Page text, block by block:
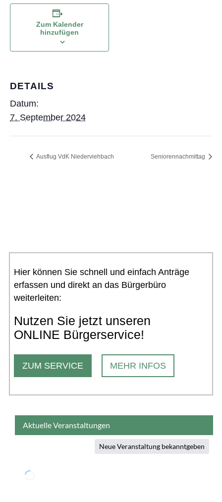
Zum Kalender
hinzufügen
DETAILS
Datum:
7. September 2024
Ausflug VdK Niederviehbach Seniorennachmittag
Hier können Sie schnell und einfach Anträge
erfassen und direkt an das Bürgerbüro
weiterleiten:
Nutzen Sie jetzt unseren
ONLINE Bürgerservice!
ZUM SERVICE MEHR INFOS